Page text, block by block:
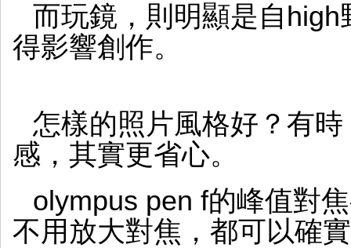
而玩鏡，則明顯是自
得影響創作。
怎樣的照片風格好？有
感，其實更省心。
olympus pen f的峰值對
不用放大對焦，都可以確